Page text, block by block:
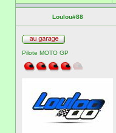
Loulou#88
Pilote MOTO GP